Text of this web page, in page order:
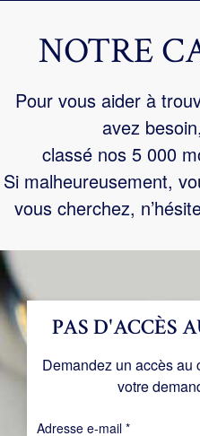
NOTRE
Pour vous aider à
avez
classé nos 5 000
Si malheureusement,
vous cherchez,
PAS D'ACCÈS
Demandez un accès au
votre
Adresse e-mail *Obligatoire